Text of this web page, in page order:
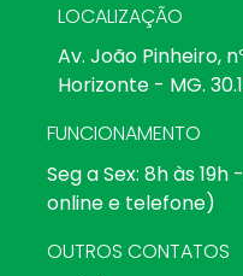
LOCALIZAÇÃO
Av. João Pinheiro,
Horizonte - MG.
FUNCIONAMENTO
Seg a Sex: 8h às
online e telefone)
OUTROS CONTATOS